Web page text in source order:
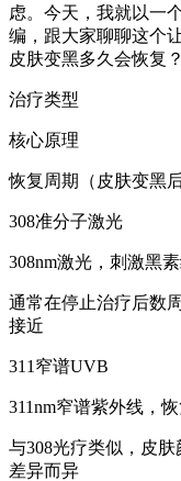
虑。今天，我就以一
编，跟大家聊聊这个
皮肤变黑多久会恢复？
治疗类型
核心原理
恢复周期（皮肤变黑后
308准分子激光
308nm激光，刺激黑
通常在停止治疗后数
接近
311窄谱UVB
311nm窄谱紫外线，
与308光疗类似，皮
差异而异